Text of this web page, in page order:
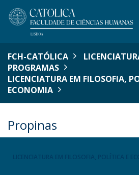
FCH-CATÓLICA
PROGRAMAS
LICENCIATURA EM FILOSOFIA,
ECONOMIA
Propinas